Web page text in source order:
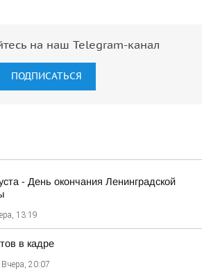
на наш Telegram-канал
ПОДПИСАТЬСЯ
- День окончания Ленинградской
13:19
в кадре
Вчера, 20:07